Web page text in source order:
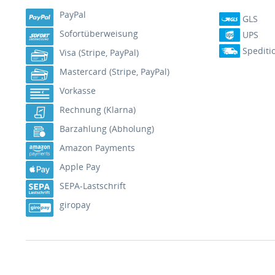
PayPal
Sofortüberweisung
Visa (Stripe, PayPal)
Mastercard (Stripe, PayPal)
Vorkasse
Rechnung (Klarna)
Barzahlung (Abholung)
Amazon Payments
Apple Pay
SEPA-Lastschrift
giropay
GLS
UPS